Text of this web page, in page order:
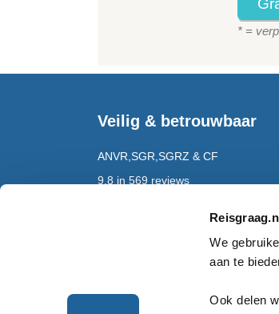
We
aan te
Ook delen
* =
Veilig & betrouwbaar
ANVR,SGR,SGRZ & CF
9,8 in 569 reviews